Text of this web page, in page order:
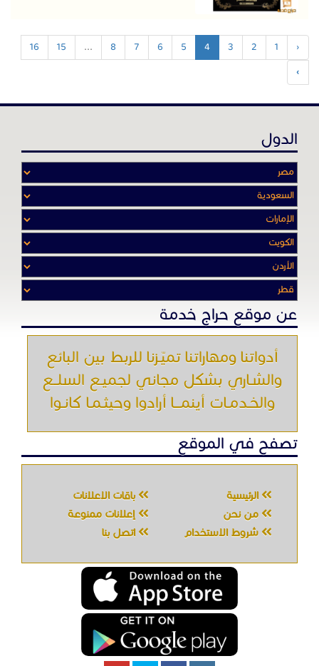
‹
1
2
3
4
5
6
7
8
...
15
16
›
الدول
عن موقع حراج خدمة
أدواتنا ومهاراتنا تميّـزنا للربط بين البائع
والشـاري بشكل مجاني لجميـع السلــع
والخـدمـات أينمـــا أرادوا وحيثـمـا كانـوا
تصفح في الموقع
الرئيسية
باقات الإعلانات
من نحن
إعلانات ممنوعة
شروط الاستخدام
اتصل بنا